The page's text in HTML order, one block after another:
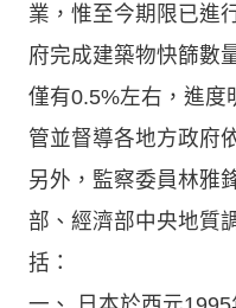
業，惟至今期限已進
府完成建築物快篩數
僅有0.5%左右，進度
管並督導各地方政府
另外，監察委員林雅
部、經濟部中央地質
括：